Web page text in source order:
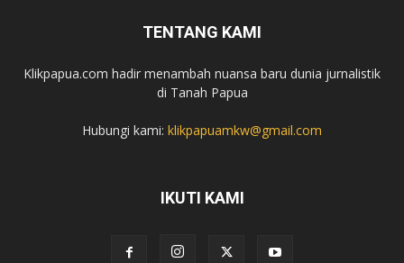
TENTANG KAMI
Klikpapua.com hadir menambah nuansa baru dunia jurnalistik
di Tanah Papua
Hubungi kami: klikpapuamkw@gmail.com
IKUTI KAMI